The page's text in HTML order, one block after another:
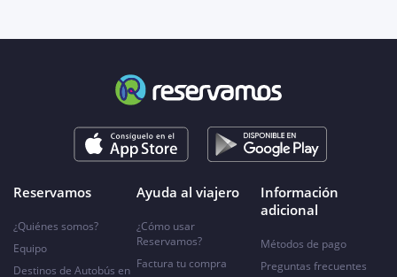
Reservamos
¿Quiénes somos?
Equipo
Destinos de Autobús en
Ayuda al viajero
¿Cómo usar
Reservamos?
Factura tu compra
Información
adicional
Métodos de pago
Preguntas frecuentes